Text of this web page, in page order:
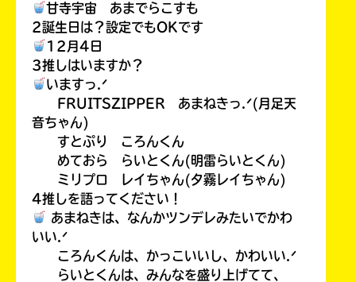
甘寺宇宙 あまでらこすも
2誕生日は？設定でもOKです
12月4日
3推しはいますか？
いますっ.ᐟ
FRUITSZIPPER あまねきっ.ᐟ(月足天
音ちゃん)
すとぷり ころんくん
めておら らいとくん(明雷らいとくん)
ミリプロ レイちゃん(夕霧レイちゃん)
4推しを語ってください！
あまねきは、なんかツンデレみたいでかわ
いい.ᐟ
ころんくんは、かっこいいし、かわいい.ᐟ
らいとくんは、みんなを盛り上げてて、